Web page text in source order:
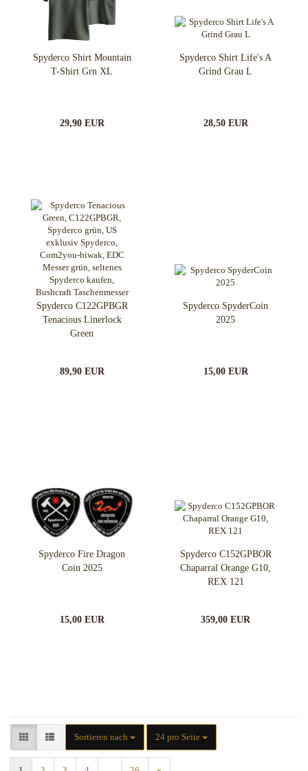
Spyderco Shirt Mountain
T-Shirt Grn XL
29,90 EUR
Spyderco Shirt Life's A
Grind Grau L
28,50 EUR
Spyderco C122GPBGR
Tenacious Linerlock
Green
89,90 EUR
Spyderco SpyderCoin
2025
15,00 EUR
Spyderco Fire Dragon
Coin 2025
15,00 EUR
Spyderco C152GPBOR
Chaparral Orange G10,
REX 121
359,00 EUR
Sortieren nach
Sortieren nach 24 pro Seite
pro Seite